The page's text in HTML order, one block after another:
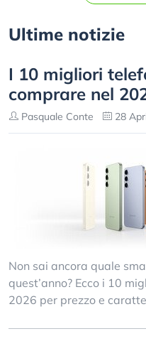
Ultime notizie
I 10 migliori
comprare nel
Pasquale Conte 28
Non sai ancora quale
quest’anno? Ecco i 10
2026 per prezzo e